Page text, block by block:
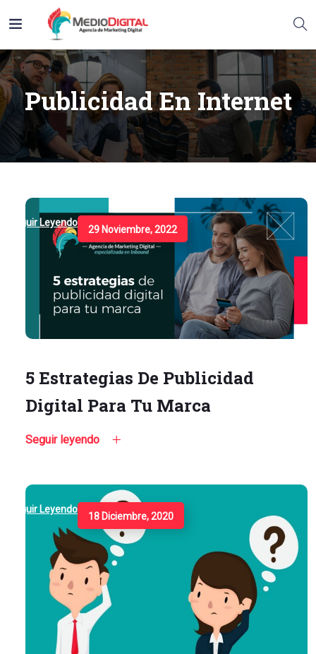
Publicidad En Internet
Seguir Leyendo
29 Noviembre, 2022
5 Estrategias De Publicidad
Digital Para Tu Marca
Seguir leyendo
Seguir Leyendo
18 Diciembre, 2020